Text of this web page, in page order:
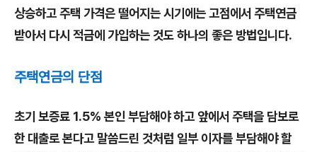
상승하고 주택 가격은 떨어지는 시기에는 고점에서 주택연금
받아서 다시 적금에 가입하는 것도 하나의 좋은 방법입니다.
주택연금의 단점
초기 보증료 1.5% 본인 부담해야 하고 앞에서 주택을 담보로
한 대출로 본다고 말씀드린 것처럼 일부 이자를 부담해야 할